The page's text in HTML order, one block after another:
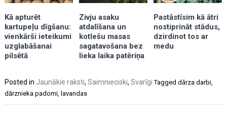
Kā apturēt
kartupeļu dīgšanu:
vienkārši ieteikumi
uzglabāšanai
pilsētā
Zivju asaku
atdalīšana un
kotlešu masas
sagatavošana bez
lieka laika patēriņa
Pastāstīsim kā ātri
nostiprināt stādus,
dzirdinot tos ar
medu
Posted in Jaunākie raksti,Saimnieciski,Svarīgi Taggeddārza darbi
dārznieka padomi lavandas